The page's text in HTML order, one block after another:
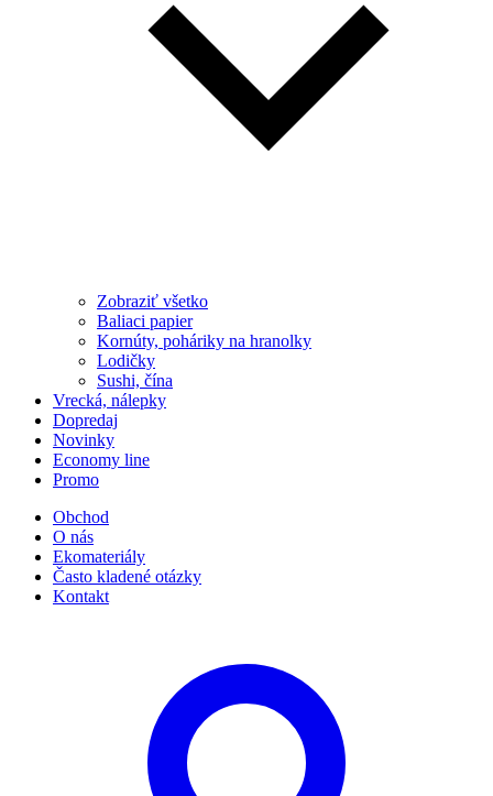
Zobraziť všetko
Baliaci papier
Kornúty, poháriky na hranolky
Lodičky
Sushi, čína
Vrecká, nálepky
Dopredaj
Novinky
Economy line
Promo
Obchod
O nás
Ekomateriály
Často kladené otázky
Kontakt